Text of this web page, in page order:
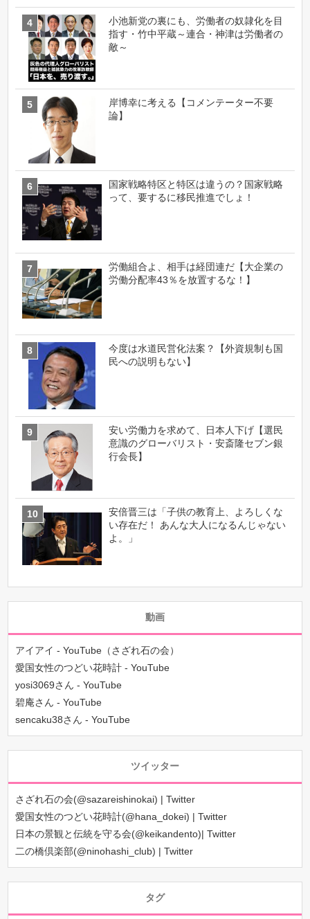
小池新党の裏にも、労働者の奴隷化を目
指す・竹中平蔵～連合・神津は労働者の
敵～
岸博幸に考える【コメンテーター不要
論】
国家戦略特区と特区は違うの？国家戦略
って、要するに移民推進でしょ！
労働組合よ、相手は経団連だ【大企業の
労働分配率43％を放置するな！】
今度は水道民営化法案？【外資規制も国
民への説明もない】
安い労働力を求めて、日本人下げ【選民
意識のグローバリスト・安斎隆セブン銀
行会長】
安倍晋三は「子供の教育上、よろしくな
い存在だ！ あんな大人になるんじゃない
よ。」
動画
アイアイ - YouTube（さざれ石の会）
愛国女性のつどい花時計 - YouTube
yosi3069さん - YouTube
碧庵さん - YouTube
sencaku38さん - YouTube
ツイッター
さざれ石の会(@sazareishinokai) | Twitter
愛国女性のつどい花時計(@hana_dokei) | Twitter
日本の景観と伝統を守る会(@keikandento)| Twitter
二の橋倶楽部(@ninohashi_club) | Twitter
タグ